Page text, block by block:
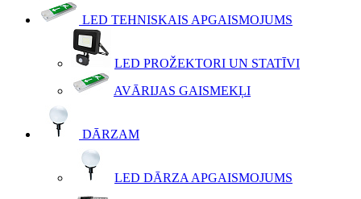
LED TEHNISKAIS APGAISMOJUMS
LED PROŽEKTORI UN STATĪVI
AVĀRIJAS GAISMEKĻI
DĀRZAM
LED DĀRZA APGAISMOJUMS